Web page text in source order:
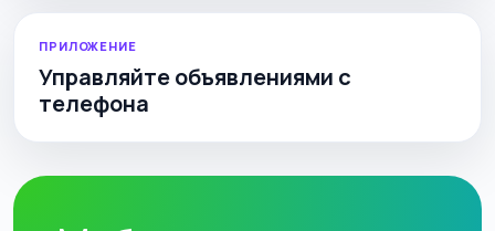
ПРИЛОЖЕНИЕ
Управляйте объявлениями с
телефона